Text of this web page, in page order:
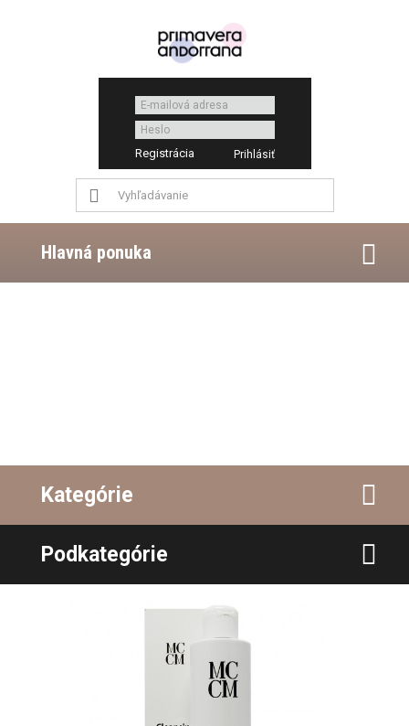
Registrácia
Hlavná ponuka
Kategórie
Podkategórie